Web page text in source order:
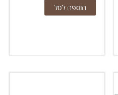
הוספה לסל